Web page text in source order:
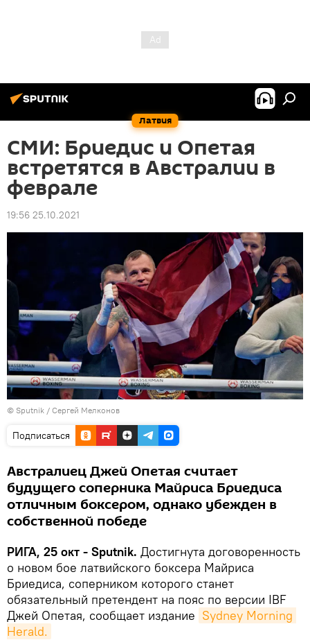
Латвия
СМИ: Бриедис и Опетая
встретятся в Австралии в
феврале
19:56 25.10.2021
© Sputnik / Сергей Мелконов
Подписаться
Австралиец Джей Опетая считает
будущего соперника Майриса Бриедиса
отличным боксером, однако убежден в
собственной победе
РИГА, 25 окт - Sputnik. Достигнута договоренность
о новом бое латвийского боксера Майриса
Бриедиса, соперником которого станет
обязательный претендент на пояс по версии IBF
Джей Опетая, сообщает издание Sydney Morning
Herald.